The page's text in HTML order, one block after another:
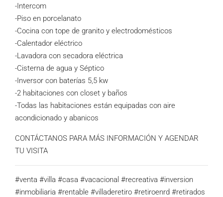
-Intercom
-Piso en porcelanato
-Cocina con tope de granito y electrodomésticos
-Calentador eléctrico
-Lavadora con secadora eléctrica
-Cisterna de agua y Séptico
-Inversor con baterías 5,5 kw
-2 habitaciones con closet y baños
-Todas las habitaciones están equipadas con aire
acondicionado y abanicos
CONTÁCTANOS PARA MÁS INFORMACIÓN Y AGENDAR
TU VISITA
#venta #villa #casa #vacacional #recreativa #inversion
#inmobiliaria #rentable #villaderetiro #retiroenrd #retirados